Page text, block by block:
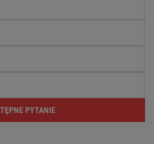
PYTANIE